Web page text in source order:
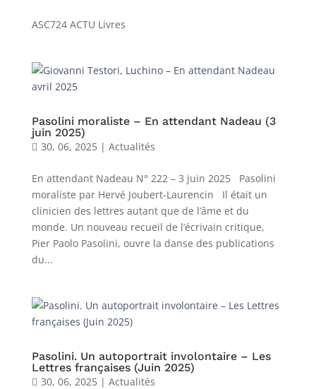
ASC724 ACTU Livres
Pasolini moraliste – En attendant Nadeau (3
juin 2025)
30, 06, 2025| Actualités
En attendant Nadeau N° 222 – 3 juin 2025 Pasolini
moraliste par Hervé Joubert-Laurencin Il était un
clinicien des lettres autant que de l’âme et du
monde. Un nouveau recueil de l’écrivain critique,
Pier Paolo Pasolini, ouvre la danse des publications
du...
Pasolini. Un autoportrait involontaire – Les
Lettres françaises (Juin 2025)
30, 06, 2025| Actualités